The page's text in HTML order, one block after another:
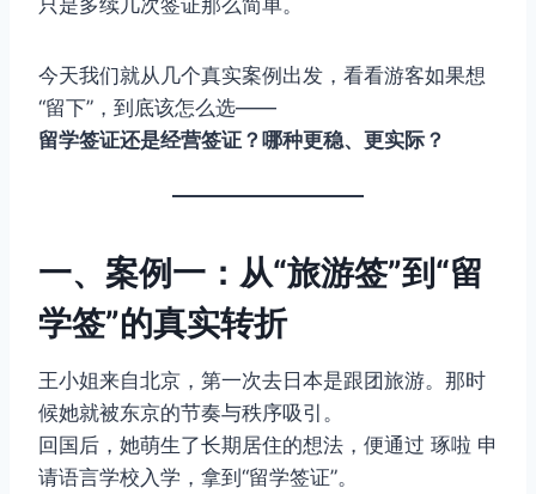
今天我们就从几个真实案例出发，看看游客如果想
“留下”，到底该怎么选——
留学签证还是经营签证？哪种更稳、更实际？
一、案例一：从“旅游签”到“留
学签”的真实转折
王小姐来自北京，第一次去日本是跟团旅游。那时
候她就被东京的节奏与秩序吸引。
回国后，她萌生了长期居住的想法，便通过 琢啦 申
请语言学校入学，拿到“留学签证”。